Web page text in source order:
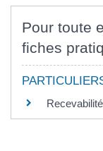
Pour toute
fiches